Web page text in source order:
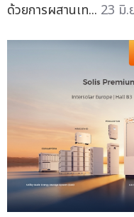
ด้วยการผสานเท... 23 มิ.